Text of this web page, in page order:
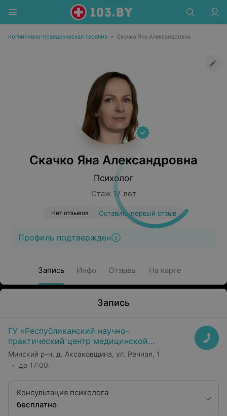
Когнитивно-поведенческая терапия • Скачко Яна Александровна
Скачко Яна Александровна
Психолог
Стаж 17 лет
Нет отзывов Оставить первый отзыв
Профиль подтвержден
Запись Инфо Отзывы На карте
Запись
ГУ «Республиканский научно-
практический центр медицинской
экспертизы и реабилитаци»
Минский р-н, д. Аксаковщина, ул. Речная, 1
до 17:00
Консультация психолога
бесплатно